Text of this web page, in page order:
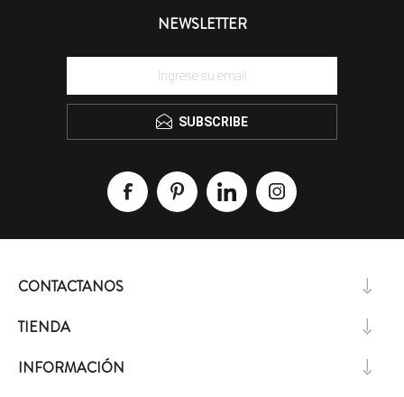
NEWSLETTER
SUBSCRIBE
CONTACTANOS
TIENDA
INFORMACIÓN